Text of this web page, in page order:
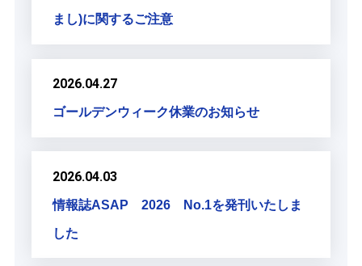
まし)に関するご注意
2026.04.27
ゴールデンウィーク休業のお知らせ
2026.04.03
情報誌ASAP 2026 No.1を発刊いたしま
した